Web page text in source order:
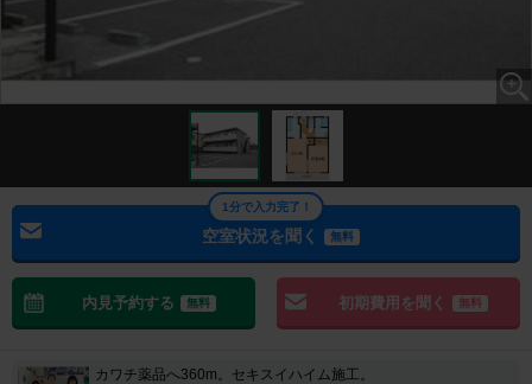
空室状況を聞く 無料
1分で入力完了！
内見予約する 無料 初期費用を聞く 無料
カワチ薬品へ360m。セキスイハイム施工。